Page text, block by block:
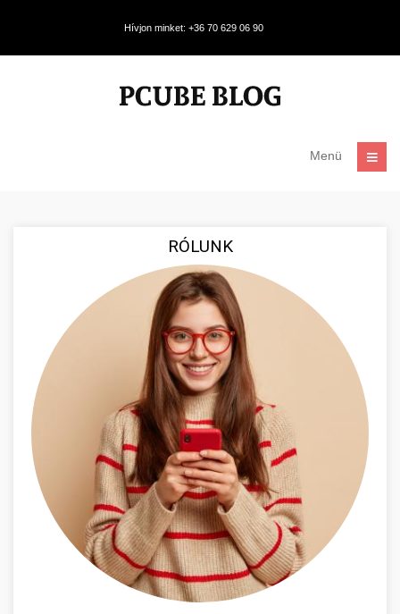
Hívjon minket: +36 70 629 06 90
Menü
RÓLUNK